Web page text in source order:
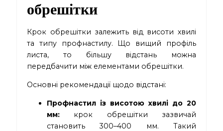
обрешітки
Крок обрешітки залежить від висоти хвилі
та типу профнастилу. Що вищий профіль
листа, то більшу відстань можна
передбачити між елементами обрешітки.
Основні рекомендації щодо відстані:
Профнастил із висотою хвилі до 20
мм: крок обрешітки зазвичай
становить 300–400 мм. Такий